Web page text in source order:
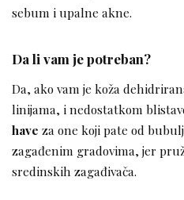
sebum i upalne akne.
Da li vam je potreban?
Da, ako vam je koža
linijama, i nedostatkom
have za one koji pate od
zagađenim gradovima, jer
sredinskih zagađivača.